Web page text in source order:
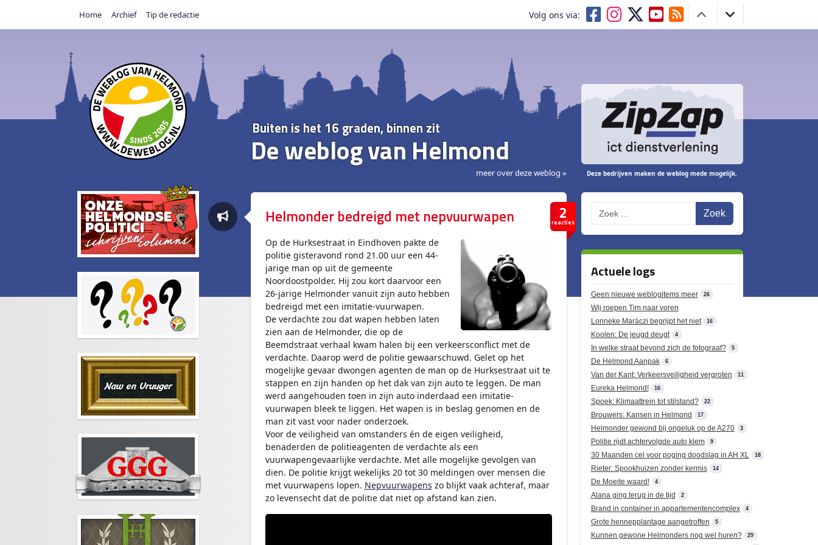
Home Archief Tip de redactie Volg ons via:
Buiten is het 16 graden, binnen zit
De weblog van Helmond
meer over deze weblog » Deze bedrijven maken de weblog mede mogelijk.
2
reacties
Helmonder bedreigd met nepvuurwapen
Op de Hurksestraat in Eindhoven pakte de
politie gisteravond rond 21.00 uur een 44-
jarige man op uit de gemeente
Noordoostpolder. Hij zou kort daarvoor een
26-jarige Helmonder vanuit zijn auto hebben
bedreigd met een imitatie-vuurwapen.
De verdachte zou dat wapen hebben laten
zien aan de Helmonder, die op de
Beemdstraat verhaal kwam halen bij een verkeersconflict met de
verdachte. Daarop werd de politie gewaarschuwd. Gelet op het
mogelijke gevaar dwongen agenten de man op de Hurksestraat uit te
stappen en zijn handen op het dak van zijn auto te leggen. De man
werd aangehouden toen in zijn auto inderdaad een imitatie-
vuurwapen bleek te liggen. Het wapen is in beslag genomen en de
man zit vast voor nader onderzoek.
Voor de veiligheid van omstanders én de eigen veiligheid,
benaderden de politieagenten de verdachte als een
vuurwapengevaarlijke verdachte. Met alle mogelijke gevolgen van
dien. De politie krijgt wekelijks 20 tot 30 meldingen over mensen die
met vuurwapens lopen. Nepvuurwapens zo blijkt vaak achteraf, maar
zo levensecht dat de politie dat niet op afstand kan zien.
Actuele logs
Geen nieuwe weblogitems meer 26
Wij roepen Tim naar voren
Lonneke Maráczi begrijpt het niet
16
Koolen: De jeugd deugt 4
In welke straat bevond zich de fotograaf? 5
De Helmond Aanpak 6
Van der Kant: Verkeersveiligheid vergroten 11
Eureka Helmond! 16
Spoek: Klimaattrein tot stilstand? 22
Brouwers: Kansen in Helmond 17
Helmonder gewond bij ongeluk op de A270 3
Politie rijdt achtervolgde auto klem 9
30 Maanden cel voor poging doodslag in AH XL 18
Rieter: Spookhuizen zonder kermis 14
De Moeite waard! 4
Alana ging terug in de tijd 2
Brand in container in appartementencomplex 4
Grote hennepplantage aangetroffen 5
Kunnen gewone Helmonders nog wel huren? 29